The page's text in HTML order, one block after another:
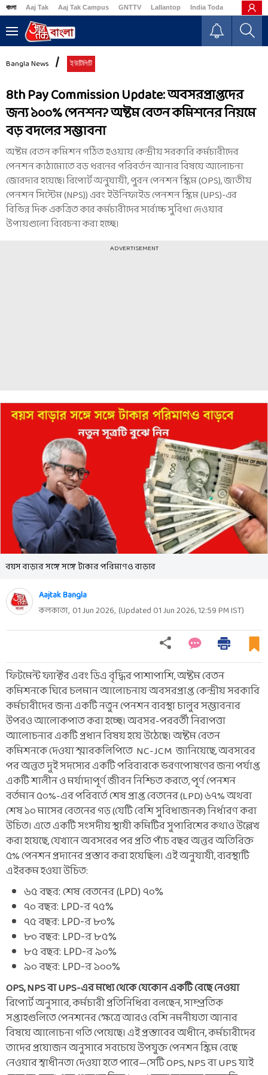
বাংলা Aaj Tak Aaj Tak Campus GNTTV Lallantop India Today Business
Bangla News ইউটিলিটি
8th Pay Commission Update: অবসরপ্রাপ্তদের
জন্য ১০০% পেনশন? অষ্টম বেতন কমিশনের নিয়মে
বড় বদলের সম্ভাবনা
অষ্টম বেতন কমিশন গঠিত হওয়ায় কেন্দ্রীয় সরকারি কর্মচারীদের
পেনশন কাঠামোতে বড় ধরনের পরিবর্তন আনার বিষয়ে আলোচনা
জোরদার হয়েছে। রিপোর্ট অনুযায়ী, পুরন পেনশন স্কিম (OPS), জাতীয়
পেনশন সিস্টেম (NPS)) এবং ইউনিফাইড পেনশন স্কিম (UPS)-এর
বিভিন্ন দিক একত্রিত করে কর্মচারীদের সর্বোচ্চ সুবিধা দেওয়ার
উপায়গুলো বিবেচনা করা হচ্ছে।
ADVERTISEMENT
বয়স বাড়ার সঙ্গে সঙ্গে টাকার পরিমাণও বাড়বে
Aajtak Bangla
কলকাতা, 01 Jun 2026, (Updated 01 Jun 2026, 12:59 PMIST)
ফিটমেন্ট ফ্যাক্টর এবং ডিএ বৃদ্ধির পাশাপাশি, অষ্টম বেতন
কমিশনকে ঘিরে চলমান আলোচনায় অবসরপ্রাপ্ত কেন্দ্রীয় সরকারি
কর্মচারীদের জন্য একটি নতুন পেনশন ব্যবস্থা চালুর সম্ভাবনার
উপরও আলোকপাত করা হচ্ছে। অবসর-পরবর্তী নিরাপত্তা
আলোচনার একটি প্রধান বিষয় হয়ে উঠেছে। অষ্টম বেতন
কমিশনকে দেওয়া স্মারকলিপিতে NC-JCM জানিয়েছে, অবসরের
পর অন্তত দুই সদস্যের একটি পরিবারকে ভরণপোষণের জন্য পর্যাপ্ত
একটি শালীন ও মর্যাদাপূর্ণ জীবন নিশ্চিত করতে, পূর্ণ পেনশন
বর্তমান ৫০%-এর পরিবর্তে শেষ প্রাপ্ত বেতনের (LPD) ৬৭% অথবা
শেষ ১০ মাসের বেতনের গড় (যেটি বেশি সুবিধাজনক) নির্ধারণ করা
উচিত। এতে একটি সংসদীয় স্থায়ী কমিটির সুপারিশের কথাও উল্লেখ
করা হয়েছে, যেখানে অবসরের পর প্রতি পাঁচ বছর অন্তর অতিরিক্ত
৫% পেনশন প্রদানের প্রস্তাব করা হয়েছিল। এই অনুযায়ী, ব্যবস্থাটি
এইরকম হওয়া উচিত:
৬৫ বছর: শেষ বেতনের (LPD) ৭০%
৭০ বছর: LPD-র ৭৫%
৭৫ বছর: LPD-র ৮০%
৮০ বছর: LPD-র ৮৫%
৮৫ বছর: LPD-র ৯০%
৯০ বছর: LPD-র ১০০%
OPS, NPS বা UPS-এর মধ্যে থেকে যেকোন একটি বেছে নেওয়া
রিপোর্ট অনুসারে, কর্মচারী প্রতিনিধিরা বলছেন, সাম্প্রতিক
সপ্তাহগুলিতে পেনশনের ক্ষেত্রে আরও বেশি নমনীয়তা আনার
বিষয়ে আলোচনা গতি পেয়েছে। এই প্রস্তাবের অধীনে, কর্মচারীদের
তাদের প্রয়োজন অনুসারে সবচেয়ে উপযুক্ত পেনশন স্কিম বেছে
নেওয়ার স্বাধীনতা দেওয়া হতে পারে—সেটি OPS, NPS বা UPS যাই